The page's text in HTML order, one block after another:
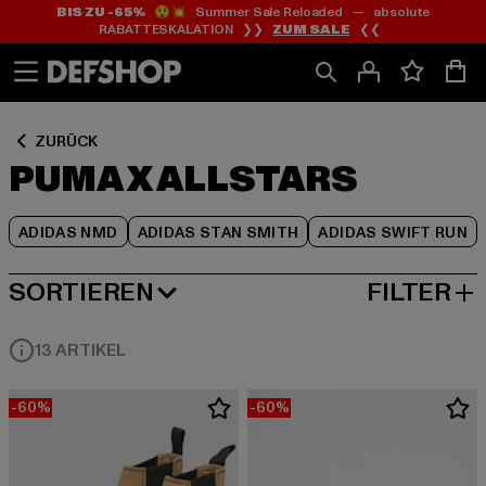
Zum
Inhalt
springen
Zum
Fußzeile
springen
BIS ZU -65%😲💥 Summer Sale Reloaded — absolute
RABATTESKALATION ❯❯ ZUM SALE ❮❮
ZURÜCK
PUMA X ALLSTARS
ADIDAS NMD ADIDAS STAN SMITH ADIDAS SWIFT RUN
Zum
Produktraster
springen
SORTIEREN
HÖCHSTE REDUZIERUNG FILTER
13 ARTIKEL
-60% -60%